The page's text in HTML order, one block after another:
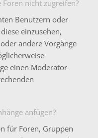
nicht zugreifen?
Benutzern oder
einzusehen,
andere Vorgänge
einen Moderator
anfügen?
für Foren, Gruppen